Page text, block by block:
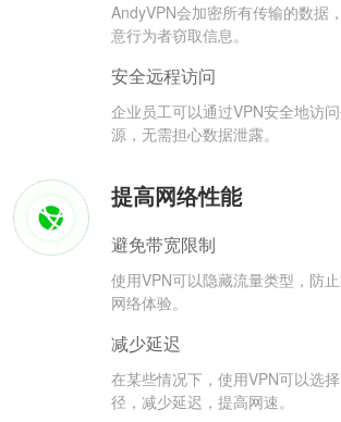
AndyVPN会加密所有传输的数据
意行为者窃取信息。
安全远程访问
企业员工可以通过VPN安全地访
源，无需担心数据泄露。
提高网络性能
避免带宽限制
使用VPN可以隐藏流量类型，防
网络体验。
减少延迟
在某些情况下，使用VPN可以选
径，减少延迟，提高网速。